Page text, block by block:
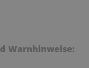
Warnhinweise: